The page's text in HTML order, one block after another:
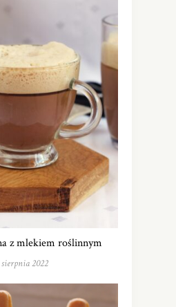
z mlekiem roślinnym
2022